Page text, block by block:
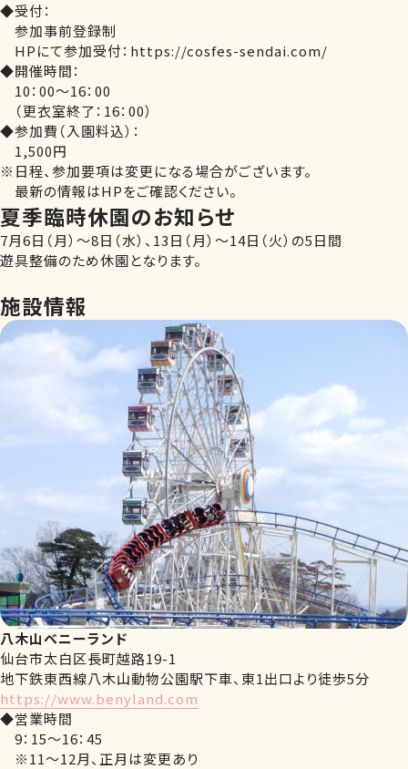
◆受付：
参加事前登録制
HPにて参加受付：https://cosfes-sendai.com/
◆開催時間：
10：00～16：00
（更衣室終了：16：00）
◆参加費（入園料込）：
1,500円
※日程、参加要項は変更になる場合がございます。
最新の情報はHPをご確認ください。
夏季臨時休園のお知らせ
7月6日（月）～8日（水）、13日（月）～14日（火）の5日間
遊具整備のため休園となります。
施設情報
八木山ベニーランド
仙台市太白区長町越路19-1
地下鉄東西線八木山動物公園駅下車、東1出口より徒歩5分
https://www.benyland.com
◆営業時間
9：15～16：45
※11～12月、正月は変更あり